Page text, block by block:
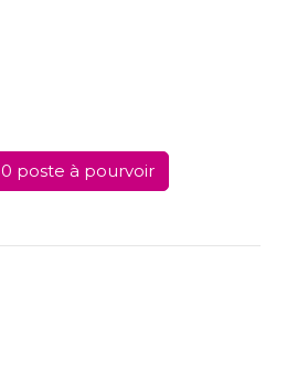
0 poste à pourvoir